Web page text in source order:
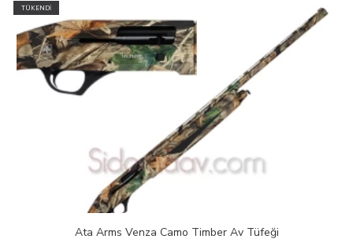
TÜKENDİ
Ata Arms Venza Camo Timber Av Tüfeği